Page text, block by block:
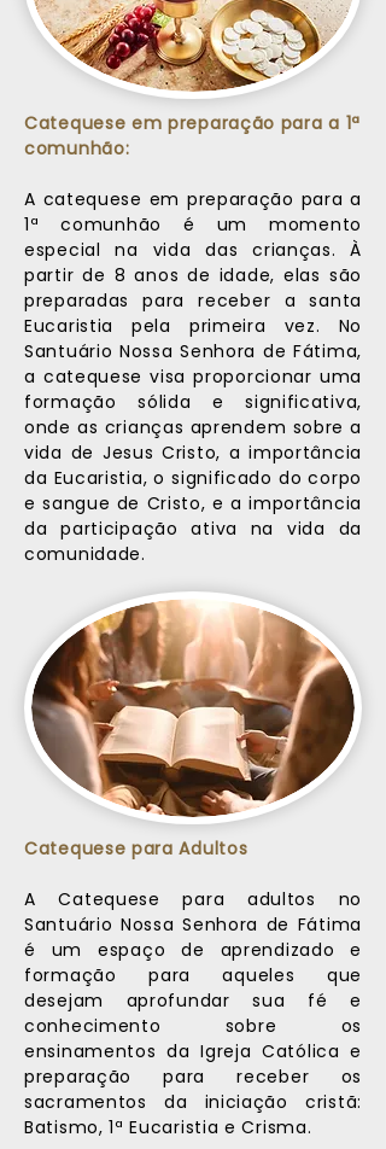
Catequese em preparação para a 1ª
comunhão:
A catequese em preparação para a
1ª comunhão é um momento
especial na vida das crianças. À
partir de 8 anos de idade, elas são
preparadas para receber a santa
Eucaristia pela primeira vez. No
Santuário Nossa Senhora de Fátima,
a catequese visa proporcionar uma
formação sólida e significativa,
onde as crianças aprendem sobre a
vida de Jesus Cristo, a importância
da Eucaristia, o significado do corpo
e sangue de Cristo, e a importância
da participação ativa na vida da
comunidade.
Catequese para Adultos
A Catequese para adultos no
Santuário Nossa Senhora de Fátima
é um espaço de aprendizado e
formação para aqueles que
desejam aprofundar sua fé e
conhecimento sobre os
ensinamentos da Igreja Católica e
preparação para receber os
sacramentos da iniciação cristã:
Batismo, 1ª Eucaristia e Crisma.